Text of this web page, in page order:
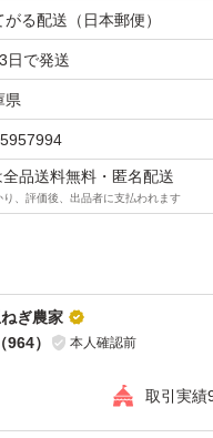
20キロ（できる限り確
腐りがある場合やナマモ
す。そのため箱に隙間が
キズ 形が悪い 分球
小さいものばかりの時や
ります）
路島 #甘い #やわらかい
がる配送（日本郵便）
日で発送
県
品送料無料・匿名配送
、評価後、出品者に支払われます
ぎ農家
（964） 本人確認前
取引実績